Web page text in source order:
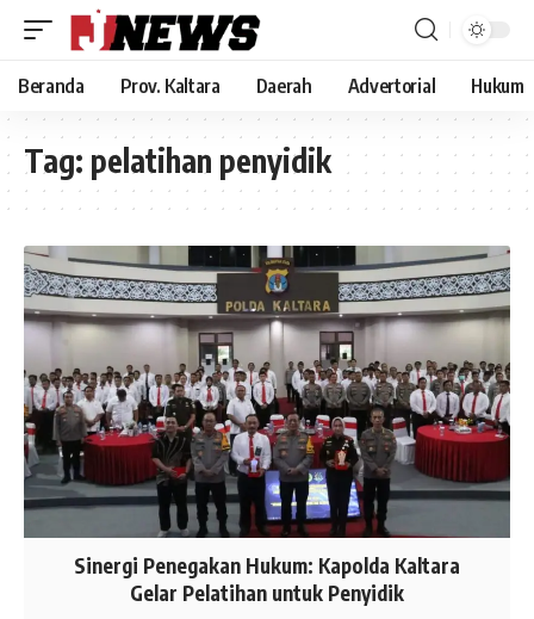
Beranda Prov. Kaltara Daerah Advertorial Hukum
Tag: pelatihan penyidik
Sinergi Penegakan Hukum: Kapolda Kaltara
Gelar Pelatihan untuk Penyidik